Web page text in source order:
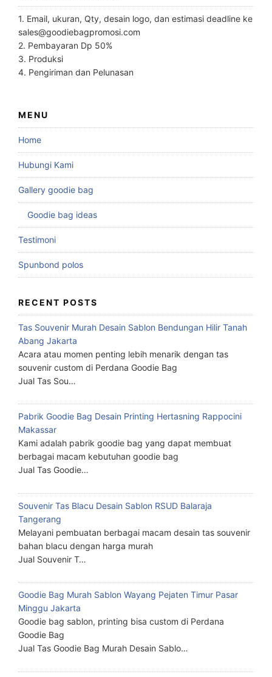
1. Email, ukuran, Qty, desain logo, dan estimasi deadline ke
sales@goodiebagpromosi.com
2. Pembayaran Dp 50%
3. Produksi
4. Pengiriman dan Pelunasan
MENU
Home
Hubungi Kami
Gallery goodie bag
Goodie bag ideas
Testimoni
Spunbond polos
RECENT POSTS
Tas Souvenir Murah Desain Sablon Bendungan Hilir Tanah
Abang Jakarta
Acara atau momen penting lebih menarik dengan tas
souvenir custom di Perdana Goodie Bag
Jual Tas Sou…
Pabrik Goodie Bag Desain Printing Hertasning Rappocini
Makassar
Kami adalah pabrik goodie bag yang dapat membuat
berbagai macam kebutuhan goodie bag
Jual Tas Goodie…
Souvenir Tas Blacu Desain Sablon RSUD Balaraja
Tangerang
Melayani pembuatan berbagai macam desain tas souvenir
bahan blacu dengan harga murah
Jual Souvenir T…
Goodie Bag Murah Sablon Wayang Pejaten Timur Pasar
Minggu Jakarta
Goodie bag sablon, printing bisa custom di Perdana
Goodie Bag
Jual Tas Goodie Bag Murah Desain Sablo…